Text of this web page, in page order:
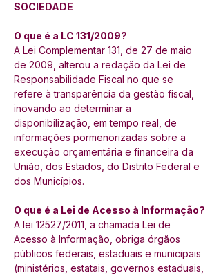
SOCIEDADE
O que é a LC 131/2009?
A Lei Complementar 131, de 27 de maio
de 2009, alterou a redação da Lei de
Responsabilidade Fiscal no que se
refere à transparência da gestão fiscal,
inovando ao determinar a
disponibilização, em tempo real, de
informações pormenorizadas sobre a
execução orçamentária e financeira da
União, dos Estados, do Distrito Federal e
dos Municípios.
O que é a Lei de Acesso à Informação?
A lei 12527/2011, a chamada Lei de
Acesso à Informação, obriga órgãos
públicos federais, estaduais e municipais
(ministérios, estatais, governos estaduais,